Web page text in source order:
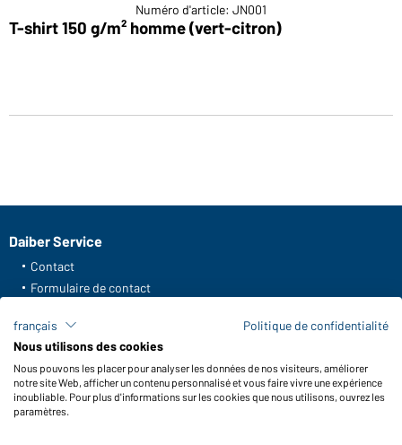
Numéro d'article: JN001
T-shirt 150 g/m² homme (vert-citron)
Daiber Service
Contact
Formulaire de contact
FAQ / Manuel d' utilisation
Vérifier le stock
Reporting system according to whistleblower protection act
Fonctions et entretien
français
Politique de confidentialité
Nous utilisons des cookies
Nous pouvons les placer pour analyser les données de nos visiteurs, améliorer
notre site Web, afficher un contenu personnalisé et vous faire vivre une expérience
inoubliable. Pour plus d'informations sur les cookies que nous utilisons, ouvrez les
paramètres.